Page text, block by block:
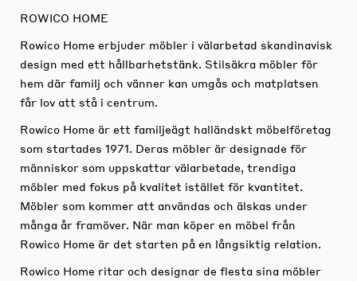
ROWICO HOME
Rowico Home erbjuder möbler i välarbetad skandinavisk
design med ett hållbarhetstänk. Stilsäkra möbler för
hem där familj och vänner kan umgås och matplatsen
får lov att stå i centrum.
Rowico Home är ett familjeägt halländskt möbelföretag
som startades 1971. Deras möbler är designade för
människor som uppskattar välarbetade, trendiga
möbler med fokus på kvalitet istället för kvantitet.
Möbler som kommer att användas och älskas under
många år framöver. När man köper en möbel från
Rowico Home är det starten på en långsiktig relation.
Rowico Home ritar och designar de flesta sina möbler